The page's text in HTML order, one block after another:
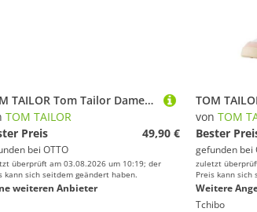
TOM TAILOR Tom Tailor Damen Sneaker Low-Top Sneaker
TOM TAILOR
Preis
49,90 €
bei OTTO
überprüft am 03.08.2026 um 10:19; der
kann sich seitdem geändert haben.
weiteren Anbieter
von TOM
Bester
gefunden bei
zuletzt
Preis kann sich
Weitere
Tchibo